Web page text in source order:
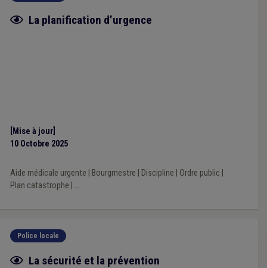
Fiche focus
La planification d’urgence
[Mise à jour]
10 Octobre 2025
Aide médicale urgente Bourgmestre Discipline Ordre public
Plan catastrophe
...
Police locale
Fiche focus
La sécurité et la prévention